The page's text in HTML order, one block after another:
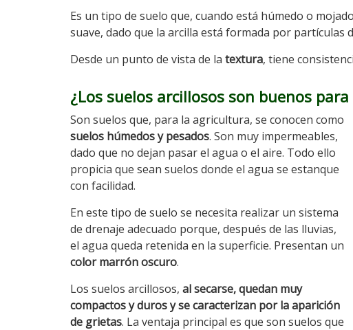
Es un tipo de suelo que, cuando está húmedo o
suave, dado que la arcilla está formada por partículas
Desde un punto de vista de la textura, tiene
¿Los suelos arcillosos son buenos
Son suelos que, para la agricultura, se conocen como
suelos húmedos y pesados. Son muy impermeables,
dado que no dejan pasar el agua o el aire. Todo ello
propicia que sean suelos donde el agua se estanque
con facilidad.
En este tipo de suelo se necesita realizar un sistema
de drenaje adecuado porque, después de las lluvias,
el agua queda retenida en la superficie. Presentan un
color marrón oscuro.
Los suelos arcillosos, al secarse, quedan muy
compactos y duros y se caracterizan por la aparición
de grietas. La ventaja principal es que son suelos que